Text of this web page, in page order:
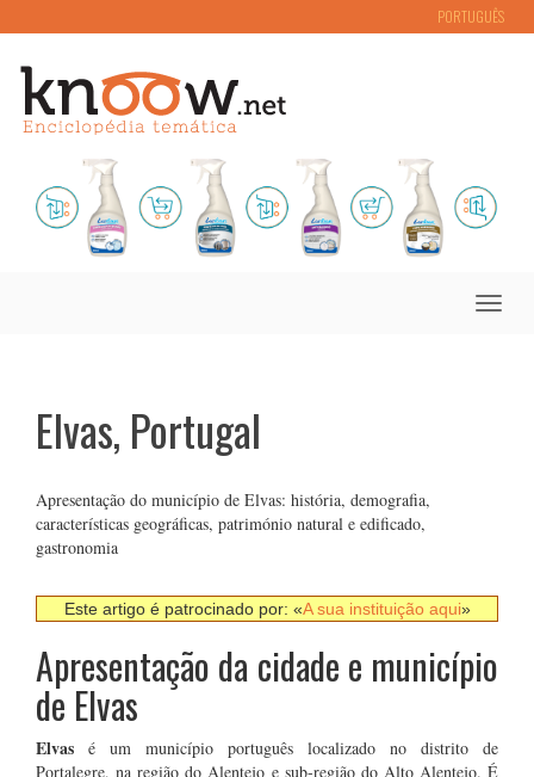
PORTUGUÊS
Toggle
Elvas, Portugal
Apresentação do município de Elvas: história, demografia,
características geográficas, património natural e edificado,
gastronomia
Este artigo é patrocinado por: «A sua instituição aqui»
Apresentação da cidade e município
de Elvas
Elvas é um município português localizado no distrito de
Portalegre, na região do Alentejo e sub-região do Alto Alentejo. É